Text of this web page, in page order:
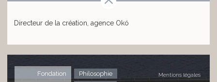
Directeur de la création, agence Okó
Mentions légales
Fondation
Philosophie